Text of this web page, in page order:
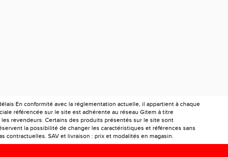
En conformité avec la réglementation actuelle, il appartient à chaque
référencée sur le site est adhérente au réseau Gitem à titre
revendeurs. Certains des produits présentés sur le site sont
la possibilité de changer les caractéristiques et références sans
SAV et livraison : prix et modalités en magasin.